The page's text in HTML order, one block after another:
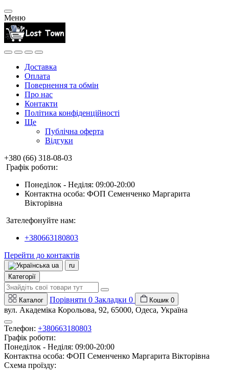
Меню
Доставка
Оплата
Повернення та обмін
Про нас
Контакти
Політика конфіденційності
Ще
Публічна оферта
Відгуки
+380 (66) 318-08-03
Графік роботи:
Понеділок - Неділя: 09:00-20:00
Контактна особа: ФОП Семенченко Маргарита
Вікторівна
Зателефонуйте нам:
+380663180803
Перейти до контактів
ua
ru
Категорії
Каталог Порівняти 0 Закладки 0 Кошик 0
вул. Академіка Корольова, 92, 65000, Одеса, Україна
Телефон: +380663180803
Графік роботи:
Понеділок - Неділя: 09:00-20:00
Контактна особа: ФОП Семенченко Маргарита Вікторівна
Схема проїзду: